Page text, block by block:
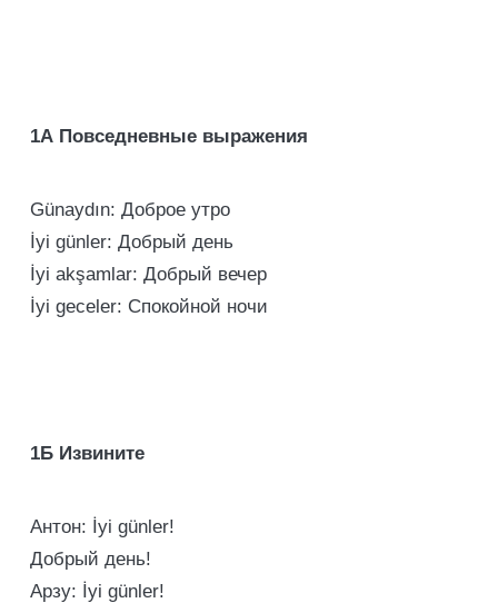
1А Повседневные выражения
Günaydın: Доброе утро
İyi günler: Добрый день
İyi akşamlar: Добрый вечер
İyi geceler: Спокойной ночи
1Б Извините
Антон: İyi günler!
Добрый день!
Арзу: İyi günler!